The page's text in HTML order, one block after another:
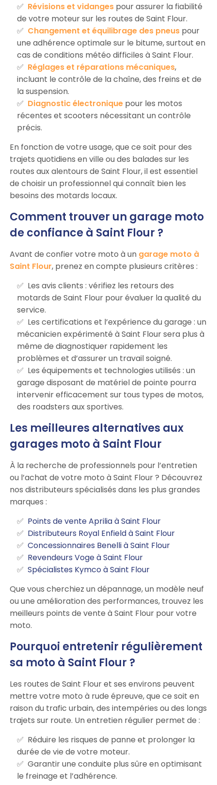
Révisions et vidanges pour assurer la fiabilité
de votre moteur sur les routes de Saint Flour.
Changement et équilibrage des pneus pour
une adhérence optimale sur le bitume, surtout en
cas de conditions météo difficiles à Saint Flour.
Réglages et réparations mécaniques,
incluant le contrôle de la chaîne, des freins et de
la suspension.
Diagnostic électronique pour les motos
récentes et scooters nécessitant un contrôle
précis.
En fonction de votre usage, que ce soit pour des
trajets quotidiens en ville ou des balades sur les
routes aux alentours de Saint Flour, il est essentiel
de choisir un professionnel qui connaît bien les
besoins des motards locaux.
Comment trouver un garage moto
de confiance à Saint Flour ?
Avant de confier votre moto à un garage moto à
Saint Flour, prenez en compte plusieurs critères :
Les avis clients : vérifiez les retours des
motards de Saint Flour pour évaluer la qualité du
service.
Les certifications et l’expérience du garage : un
mécanicien expérimenté à Saint Flour sera plus à
même de diagnostiquer rapidement les
problèmes et d’assurer un travail soigné.
Les équipements et technologies utilisés : un
garage disposant de matériel de pointe pourra
intervenir efficacement sur tous types de motos,
des roadsters aux sportives.
Les meilleures alternatives aux
garages moto à Saint Flour
À la recherche de professionnels pour l’entretien
ou l’achat de votre moto à Saint Flour ? Découvrez
nos distributeurs spécialisés dans les plus grandes
marques :
Points de vente Aprilia à Saint Flour
Distributeurs Royal Enfield à Saint Flour
Concessionnaires Benelli à Saint Flour
Revendeurs Voge à Saint Flour
Spécialistes Kymco à Saint Flour
Que vous cherchiez un dépannage, un modèle neuf
ou une amélioration des performances, trouvez les
meilleurs points de vente à Saint Flour pour votre
moto.
Pourquoi entretenir régulièrement
sa moto à Saint Flour ?
Les routes de Saint Flour et ses environs peuvent
mettre votre moto à rude épreuve, que ce soit en
raison du trafic urbain, des intempéries ou des longs
trajets sur route. Un entretien régulier permet de :
Réduire les risques de panne et prolonger la
durée de vie de votre moteur.
Garantir une conduite plus sûre en optimisant
le freinage et l’adhérence.